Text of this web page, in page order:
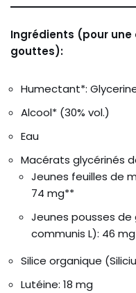
Ingrédients (pour une
gouttes):
Humectant*:
Alcool* (30% vol.)
Eau
Macérats glycérinés
Jeunes feuilles de
74 mg**
Jeunes pousses de
communis L): 46
Silice organique
Lutéine: 18 mg